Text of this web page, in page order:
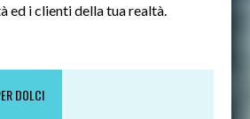
ed i clienti della tua realtà.
DOLCI